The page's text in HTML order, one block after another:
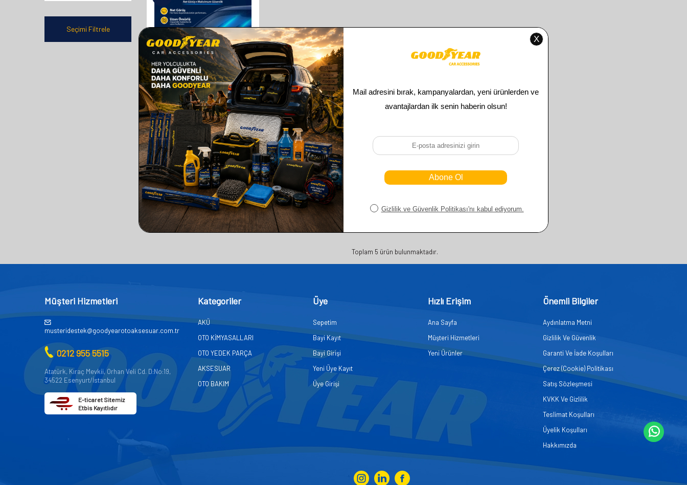
Seçimi Filtrele
GOODYEAR
GOODYEAR BMW 3 SERISI
SUPERMUTE 2'LI MUZ SILECEK
TAKIMI 2009-2013 COUPE
(600MM+400MM)
610,00TL
305,00TL
Toplam 5 ürün bulunmaktadır.
Müşteri Hizmetleri
musteridestek@goodyearotoaksesuar.com.tr
0212 955 5515
Atatürk, Kıraç Mevkii, Orhan Veli Cd. D:No:19,
34522 Esenyurt/İstanbul
E-ticaret Sitemiz
Etbis Kayıtlıdır
Kategoriler
AKÜ
OTO KİMYASALLARI
OTO YEDEK PARÇA
AKSESUAR
OTO BAKIM
Üye
Sepetim
Bayi Kayıt
Bayi Girişi
Yeni Üye Kayıt
Üye Girişi
Hızlı Erişim
Ana Sayfa
Müşteri Hizmetleri
Yeni Ürünler
Önemli Bilgiler
Aydınlatma Metni
Gizlilik Ve Güvenlik
Garanti Ve İade Koşulları
Çerez (Cookie) Politikası
Satış Sözleşmesi
KVKK Ve Gizlilik
Teslimat Koşulları
Üyelik Koşulları
Hakkımızda